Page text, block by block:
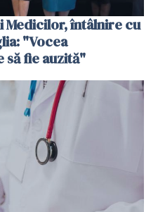
Medicilor, întâlnire cu
"Vocea
să fie auzită"